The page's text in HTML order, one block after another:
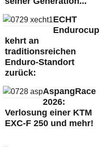
ECHT
Endurocup
kehrt an
traditionsreichen
Enduro-Standort
zurück:
AspangRace
2026:
Verlosung einer KTM
EXC-F 250 und mehr!